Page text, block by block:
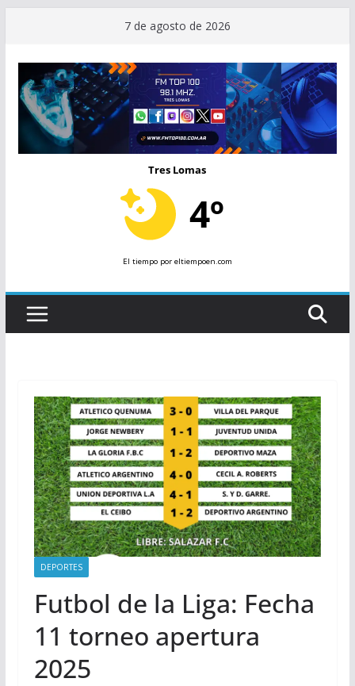
contenido
7 de agosto de 2026
Tres Lomas
4º
El tiempopor eltiempoen.com
DEPORTES
Futbol de la Liga: Fecha
11 torneo apertura
2025